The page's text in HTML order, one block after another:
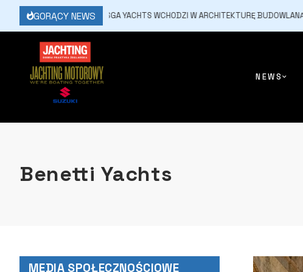
GORĄCY NEWS
9 LIPCA, 2026 SASGA YACHTS WCHODZI W ARCHITEKTURĘ BUDOWLANĄ
NEWS
Benetti Yachts
MEDIA SPOŁECZNOŚCIOWE